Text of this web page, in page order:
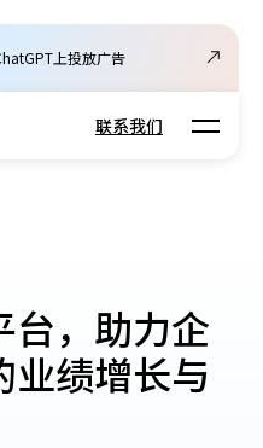
上投放广告
联系我们 Open
台，助力企
业绩增长与